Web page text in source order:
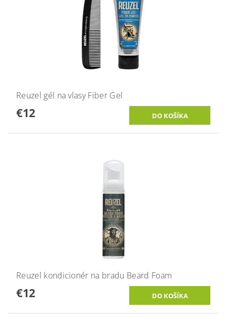
Reuzel gél na vlasy Fiber Gel
€12
Reuzel kondicionér na bradu Beard Foam
€12